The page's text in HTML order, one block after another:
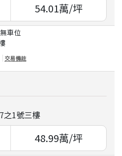
54.01萬/坪
無車位
交易備註
之1號三樓
48.99萬/坪